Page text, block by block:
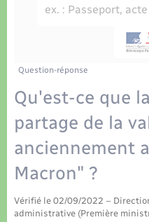
Eau - Assainissement
Transports
Transports scolaires
Logement -
Loisirs
Seniors
Travaux - Autorisation
Présentation de la
Publications
La Communauté de
Question-réponse
Qu'est-ce que
partage de la
anciennement
Macron" ?
Vérifié le 02/09/2022 –
administrative (Première